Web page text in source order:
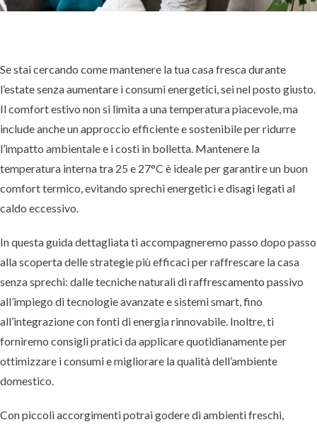
Se stai cercando come mantenere la tua casa fresca durante
l’estate senza aumentare i consumi energetici, sei nel posto giusto.
Il comfort estivo non si limita a una temperatura piacevole, ma
include anche un approccio efficiente e sostenibile per ridurre
l’impatto ambientale e i costi in bolletta. Mantenere la
temperatura interna tra 25 e 27°C è ideale per garantire un buon
comfort termico, evitando sprechi energetici e disagi legati al
caldo eccessivo.
In questa guida dettagliata ti accompagneremo passo dopo passo
alla scoperta delle strategie più efficaci per raffrescare la casa
senza sprechi: dalle tecniche naturali di raffrescamento passivo
all’impiego di tecnologie avanzate e sistemi smart, fino
all’integrazione con fonti di energia rinnovabile. Inoltre, ti
forniremo consigli pratici da applicare quotidianamente per
ottimizzare i consumi e migliorare la qualità dell’ambiente
domestico.
Con piccoli accorgimenti potrai godere di ambienti freschi,